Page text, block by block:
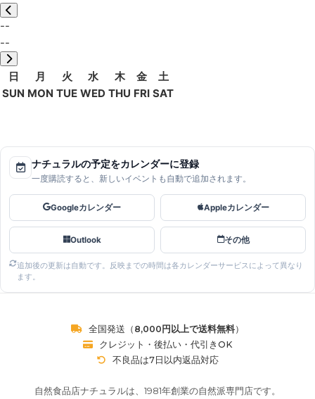
--
--
日
SUN
月
MON
火
TUE
水
WED
木
THU
金
FRI
土
SAT
ナチュラルの予定をカレンダーに登録
一度購読すると、新しいイベントも自動で追加されます。
Googleカレンダー Appleカレンダー
Outlook その他
追加後の更新は自動です。反映までの時間は各カレンダーサービスによって異なり
ます。
全国発送（ 8,000円以上で送料無料）
クレジット・後払い・代引きOK
不良品は7日以内返品対応
自然食品店ナチュラルは、1981年創業の自然派専門店です。